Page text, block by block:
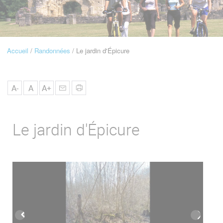
Navigation
FilAccueil Randonnées Le jardin d'Épicure
A- A A+
Le jardin d'Épicure